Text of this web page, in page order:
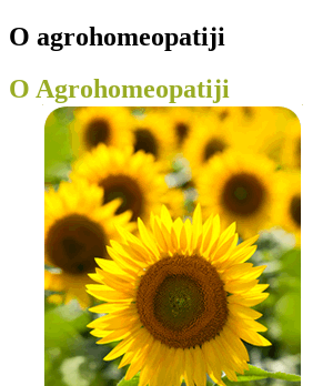
O agrohomeopatiji
O Agrohomeopatiji